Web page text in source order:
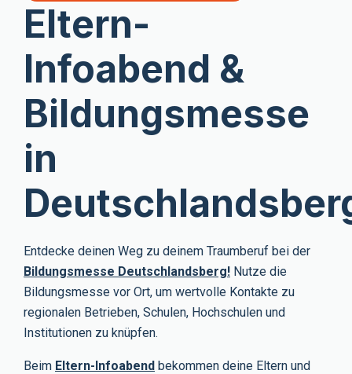
Eltern-
Infoabend &
Bildungsmesse
in
Entdecke deinen Weg zu deinem Traumberuf bei der
Bildungsmesse Deutschlandsberg! Nutze die
Bildungsmesse vor Ort, um wertvolle Kontakte zu
regionalen Betrieben, Schulen, Hochschulen und
Institutionen zu knüpfen.
Beim Eltern-Infoabend bekommen deine Eltern und